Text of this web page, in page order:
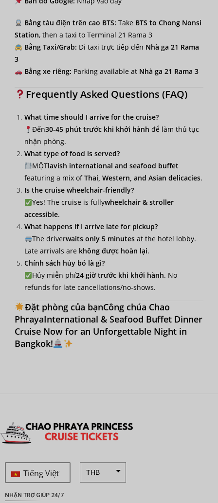
Bằng tàu điện trên cao BTS: Take BTS to Chong Nonsi
Station, then a taxi to Terminal 21 Rama 3
Bằng Taxi/Grab: Đi taxi trực tiếp đến Nhà ga 21 Rama
3
Bằng xe riêng: Parking available at Nhà ga 21 Rama 3
Frequently Asked Questions (FAQ)
What time should I arrive for the cruise?
Đến30-45 phút trước khi khởi hành để làm thủ tục
nhận phòng.
What type of food is served?
MỘTlavish international and seafood buffet
featuring a mix ofThai, Western, and Asian delicacies.
Is the cruise wheelchair-friendly?
Yes! The cruise is fullywheelchair & stroller
accessible.
What happens if I arrive late for pickup?
The driverwaits only 5 minutesat the hotel lobby.
Late arrivals are không được hoàn lại.
Chính sách hủy bỏ là gì?
Hủy miễn phí24 giờ trước khi khởi hành. No
refunds for late cancellations/no-shows.
Đặt phòng của bạnCông chúa Chao
PhrayaInternational & Seafood Buffet Dinner
Cruise Now for an Unforgettable Night in
Bangkok!
Tiếng Việt THB
NHẬN TRỢ GIÚP 24/7